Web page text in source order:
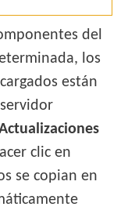
del
los
están
clic en
se copian en